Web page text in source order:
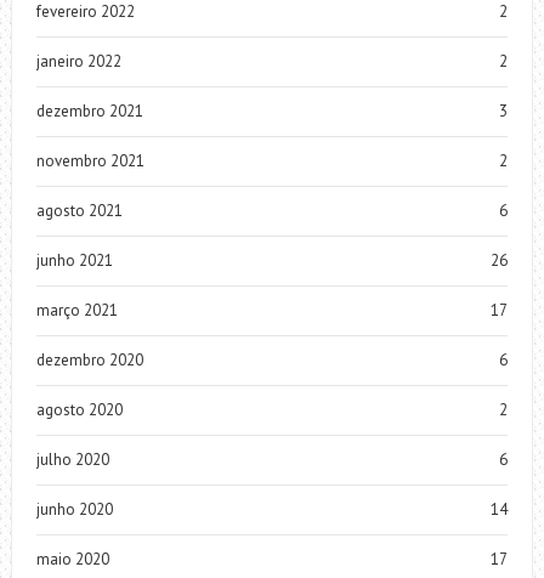
fevereiro 2022 2
janeiro 2022 2
dezembro 2021 3
novembro 2021 2
agosto 2021 6
junho 2021 26
março 2021 17
dezembro 2020 6
agosto 2020 2
julho 2020 6
junho 2020 14
maio 2020 17